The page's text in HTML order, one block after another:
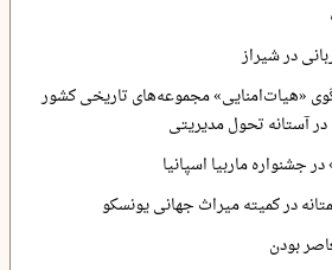
در شیراز
«هیات‌امنایی» مجموعه‌های تاریخی کشور
آستانه تحول مدیریتی
جشنواره ماربیا اسپانیا
در کمیته میراث جهانی یونسکو
بودن